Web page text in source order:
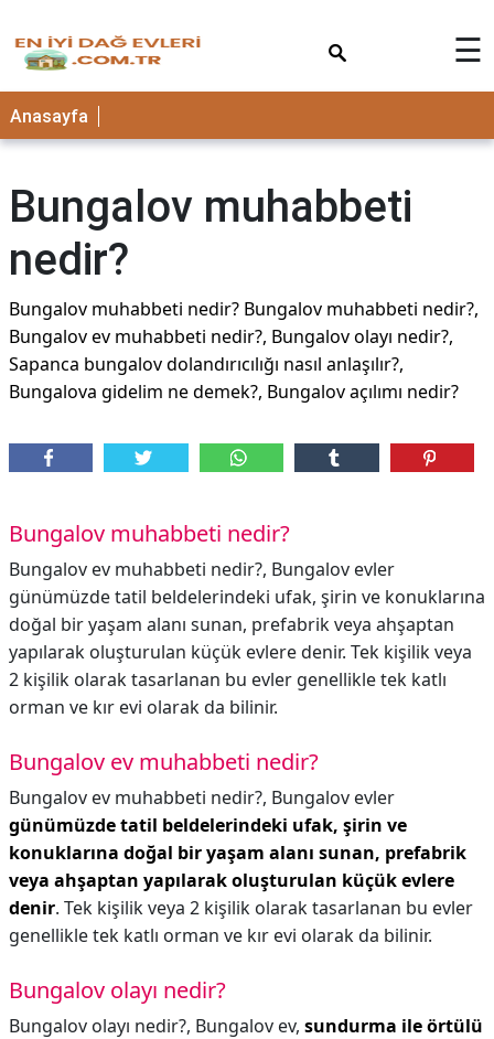
☰
Anasayfa
Bungalov muhabbeti
nedir?
Bungalov muhabbeti nedir? Bungalov muhabbeti nedir?,
Bungalov ev muhabbeti nedir?, Bungalov olayı nedir?,
Sapanca bungalov dolandırıcılığı nasıl anlaşılır?,
Bungalova gidelim ne demek?, Bungalov açılımı nedir?
Bungalov muhabbeti nedir?
Bungalov ev muhabbeti nedir?, Bungalov evler
günümüzde tatil beldelerindeki ufak, şirin ve konuklarına
doğal bir yaşam alanı sunan, prefabrik veya ahşaptan
yapılarak oluşturulan küçük evlere denir. Tek kişilik veya
2 kişilik olarak tasarlanan bu evler genellikle tek katlı
orman ve kır evi olarak da bilinir.
Bungalov ev muhabbeti nedir?
Bungalov ev muhabbeti nedir?, Bungalov evler
günümüzde tatil beldelerindeki ufak, şirin ve
konuklarına doğal bir yaşam alanı sunan, prefabrik
veya ahşaptan yapılarak oluşturulan küçük evlere
denir. Tek kişilik veya 2 kişilik olarak tasarlanan bu evler
genellikle tek katlı orman ve kır evi olarak da bilinir.
Bungalov olayı nedir?
Bungalov olayı nedir?, Bungalov ev, sundurma ile örtülü